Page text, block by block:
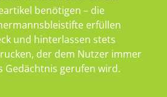
benötigen – die
erfüllen
und hinterlassen stets
der dem Nutzer immer
Gedächtnis gerufen wird.